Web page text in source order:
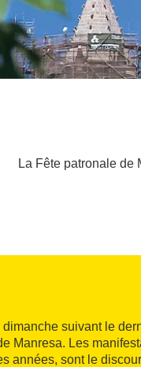
La Fête patronale de
dimanche suivant le
Manresa. Les
années, sont le